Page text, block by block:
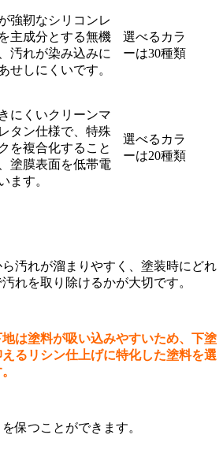
強靭なシリコンレ
主成分とする無機
汚れが染み込みに
せしにくいです。
選べるカラ
ーは30種類
にくいクリーンマ
タン仕様で、特殊
を複合化すること
塗膜表面を低帯電
ます。
選べるカラ
ーは20種類
汚れが溜まりやすく、塗装時にどれ
れを取り除けるかが大切です。
は塗料が吸い込みやすいため、下塗
るリシン仕上げに特化した塗料を選
保つことができます。